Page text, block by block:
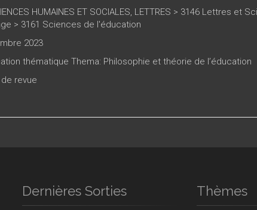
HUMAINES ET SOCIALES, LETTRES > 3146 Lettres et
> 3161 Sciences de l'éducation
2023
thématique Thema: Philosophie et théorie de l’éducation
revue
Dernières Sorties Thèmes